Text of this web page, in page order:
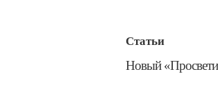
Статьи
​Новый